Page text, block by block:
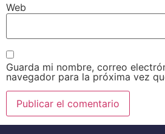
Web
Guarda mi nombre, correo
navegador para la próxima vez